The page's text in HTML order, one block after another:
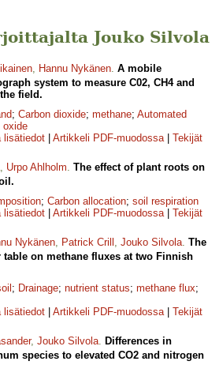
Jouko Silvola
, Hannu Nykänen. A mobile
system to measure C02, CH4 and
field.
; Carbon dioxide; methane; Automated
oxide
lisätiedot Artikkeli PDF-muodossa| Tekijät
, Urpo Ahlholm. The effect of plant roots on
; Carbon allocation; soil respiration
lisätiedot Artikkeli PDF-muodossa| Tekijät
Nykänen, Patrick Crill , Jouko Silvola. The
on methane fluxes at two Finnish
; Drainage; nutrient status; methane flux;
lisätiedot Artikkeli PDF-muodossa| Tekijät
, Jouko Silvola. Differences in
species to elevated CO2 and nitrogen